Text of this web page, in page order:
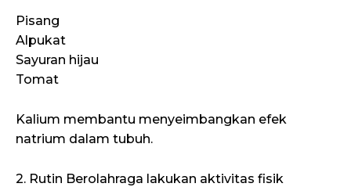
Pisang
Alpukat
Sayuran hijau
Tomat
Kalium membantu menyeimbangkan efek
natrium dalam tubuh.
2. Rutin Berolahraga lakukan aktivitas fisik